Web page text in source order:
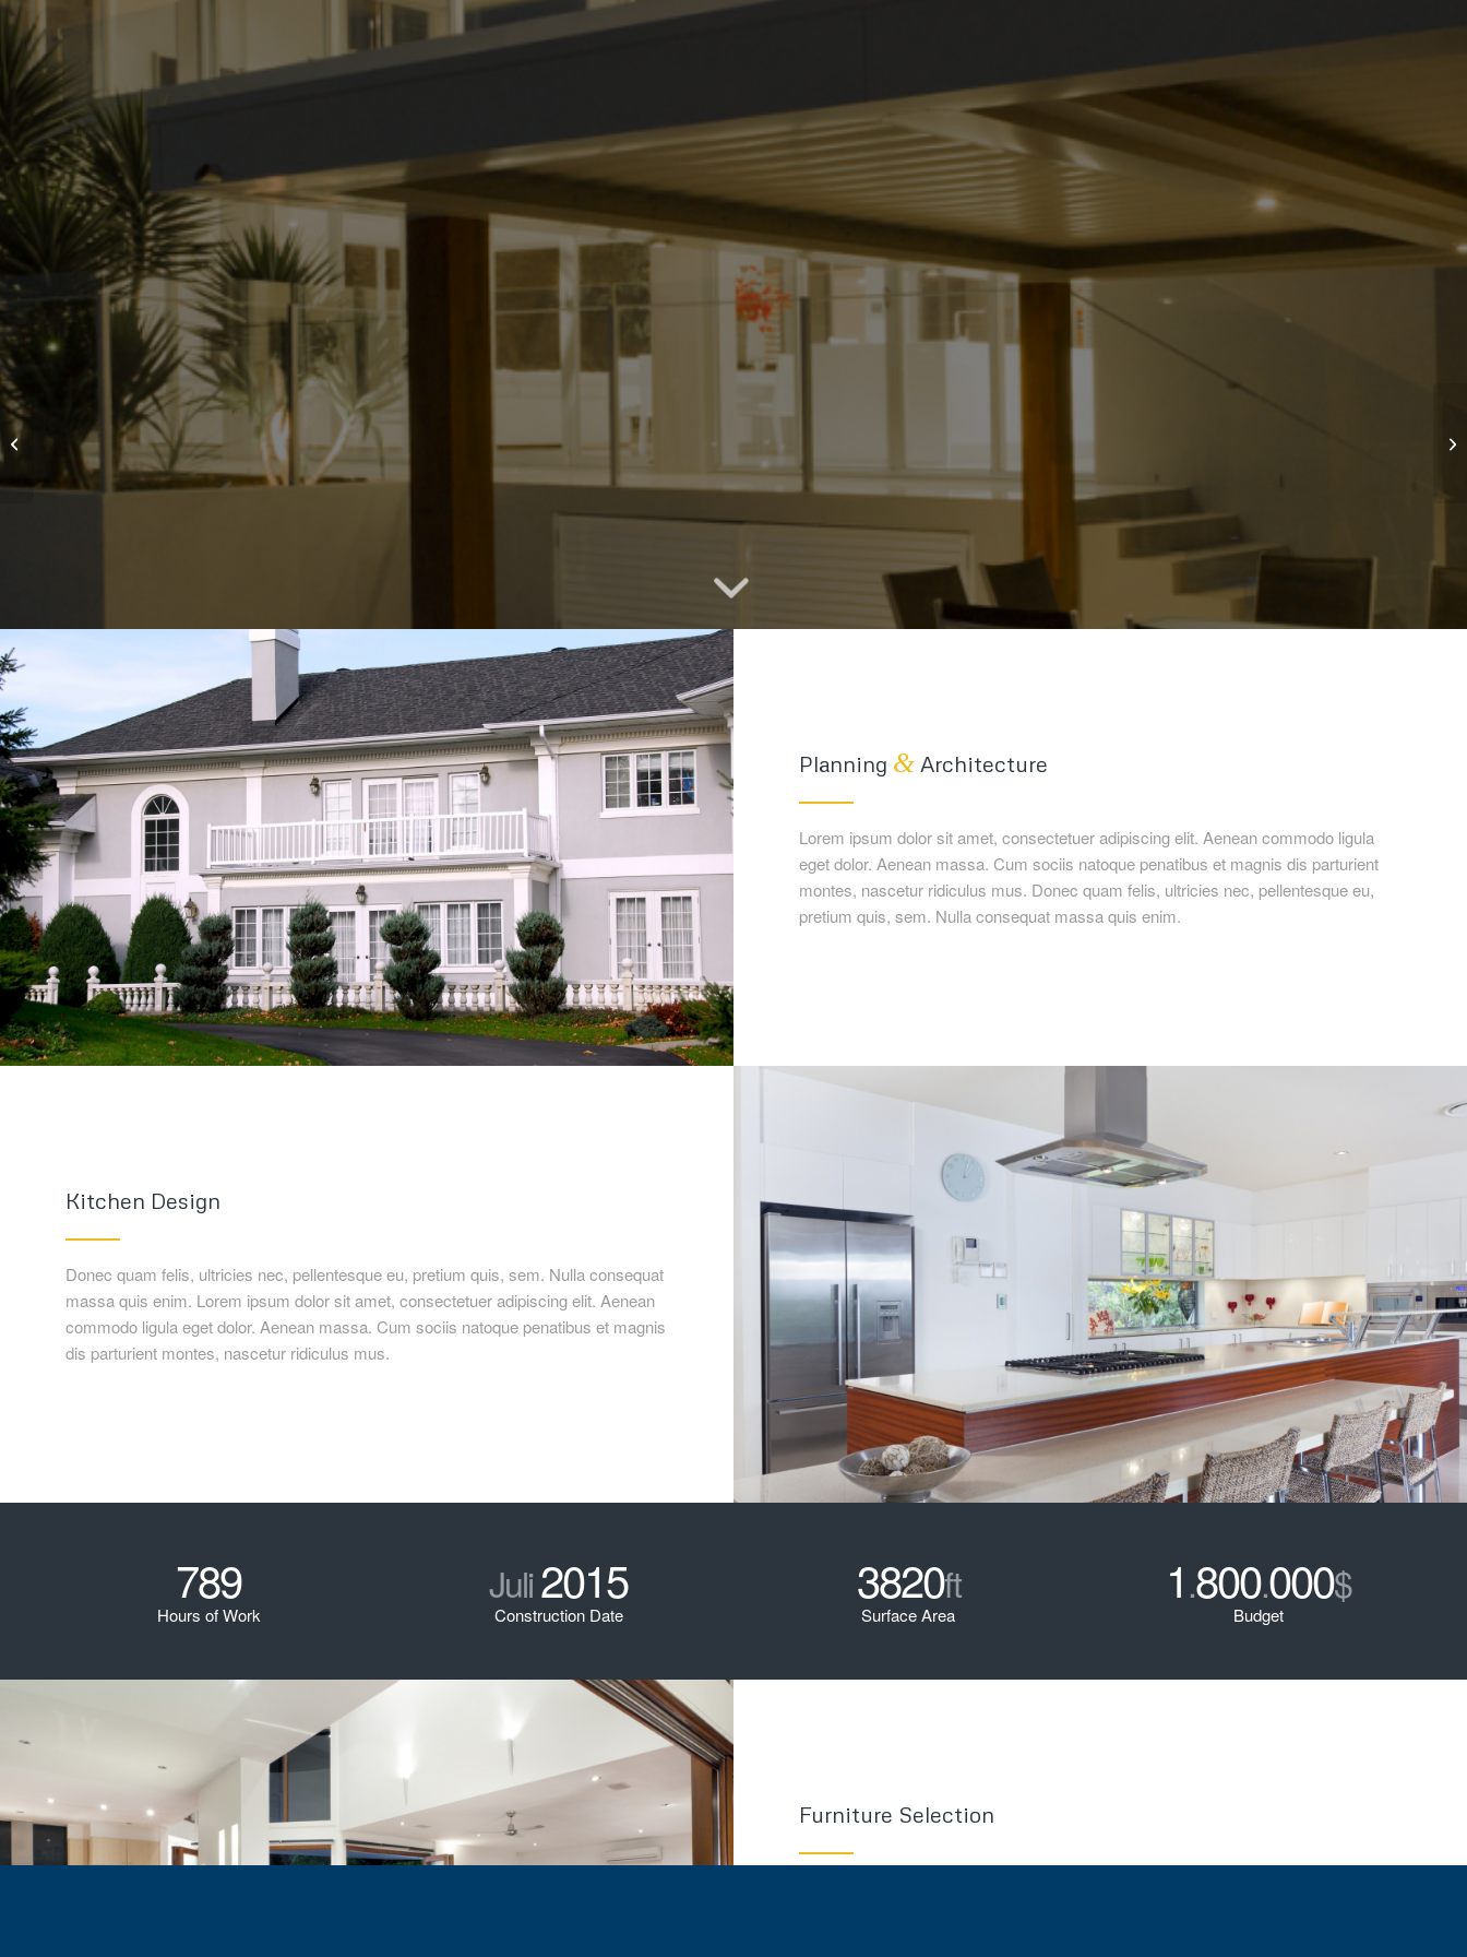
Planning & Architecture
Lorem ipsum dolor sit amet, consectetuer adipiscing elit. Aenean commodo ligula
eget dolor. Aenean massa. Cum sociis natoque penatibus et magnis dis parturient
montes, nascetur ridiculus mus. Donec quam felis, ultricies nec, pellentesque eu,
pretium quis, sem. Nulla consequat massa quis enim.
Kitchen Design
Donec quam felis, ultricies nec, pellentesque eu, pretium quis, sem. Nulla consequat
massa quis enim. Lorem ipsum dolor sit amet, consectetuer adipiscing elit. Aenean
commodo ligula eget dolor. Aenean massa. Cum sociis natoque penatibus et magnis
dis parturient montes, nascetur ridiculus mus.
789
Hours of Work
Juli2015
Construction Date
3820ft
Surface Area
1.800.000$
Budget
Furniture Selection
Project 1 – Interior
Design